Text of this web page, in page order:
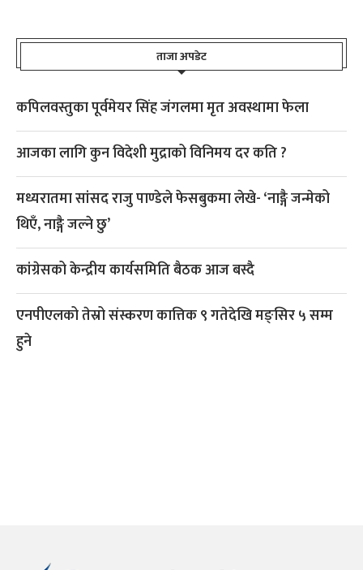
ताजा अपडेट
कपिलवस्तुका पूर्वमेयर सिंह जंगलमा मृत अवस्थामा फेला
आजका लागि कुन विदेशी मुद्राको विनिमय दर कति ?
मध्यरातमा सांसद राजु पाण्डेले फेसबुकमा लेखे- ‘नाङ्गै जन्मेको
थिएँ, नाङ्गै जल्ने छु’
कांग्रेसको केन्द्रीय कार्यसमिति बैठक आज बस्दै
एनपीएलको तेस्रो संस्करण कात्तिक ९ गतेदेखि मङ्सिर ५ सम्म
हुने